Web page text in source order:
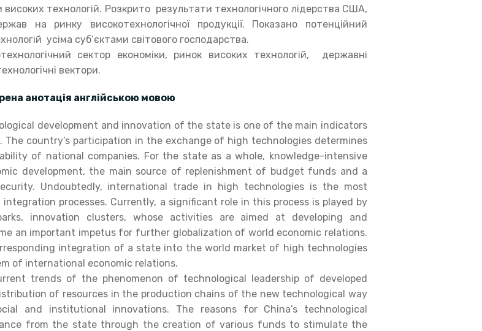
технологій. Розкрито результати технологічного лідерства США,
на ринку високотехнологічної продукції. Показано потенційний
усіма суб’єктами світового господарства.
сектор економіки, ринок високих технологій, державні
вектори.
анотація англійською мовою
development and innovation of the state is one of the main indicators
country’s participation in the exchange of high technologies determines
of national companies. For the state as a whole, knowledge-intensive
development, the main source of replenishment of budget funds and a
Undoubtedly, international trade in high technologies is the most
processes. Currently, a significant role in this process is played by
innovation clusters, whose activities are aimed at developing and
an important impetus for further globalization of world economic relations.
integration of a state into the world market of high technologies
of international economic relations.
trends of the phenomenon of technological leadership of developed
of resources in the production chains of the new technological way
and institutional innovations. The reasons for China’s technological
from the state through the creation of various funds to stimulate the